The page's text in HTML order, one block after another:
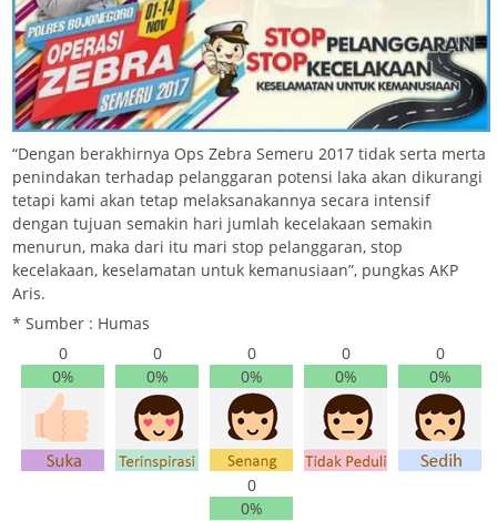
“Dengan berakhirnya Ops Zebra Semeru 2017 tidak serta merta
penindakan terhadap pelanggaran potensi laka akan dikurangi
tetapi kami akan tetap melaksanakannya secara intensif
dengan tujuan semakin hari jumlah kecelakaan semakin
menurun, maka dari itu mari stop pelanggaran, stop
kecelakaan, keselamatan untuk kemanusiaan”, pungkas AKP
Aris.
* Sumber : Humas
0
0%
0
0%
0
0%
0
0%
0
0%
0
0%